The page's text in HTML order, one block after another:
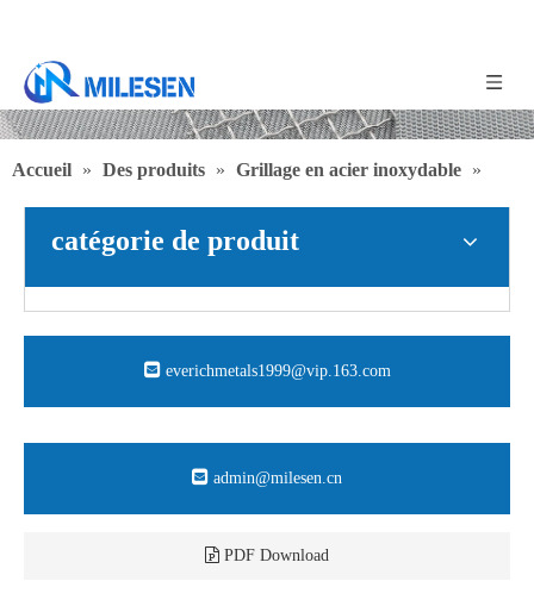
Accueil » Des produits » Grillage en acier inoxydable »
Maille d'impression en acier inoxydable
catégorie de produit
everichmetals1999@vip.163.com
admin@milesen.cn
PDF Download